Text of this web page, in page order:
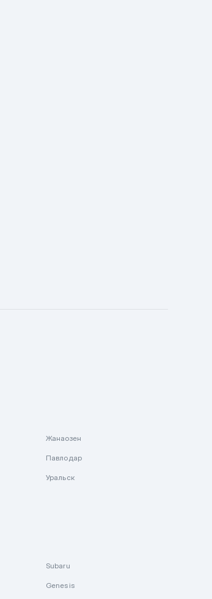
Жанаозен
Павлодар
Уральск
Subaru
Genesis